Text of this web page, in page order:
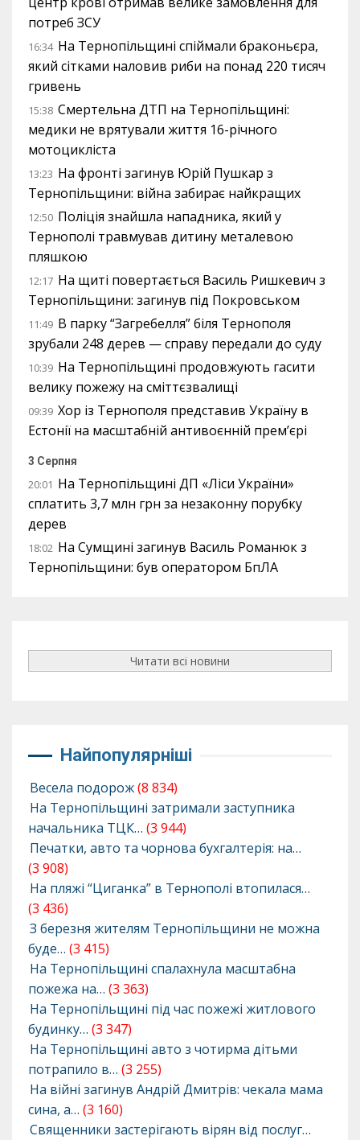
потреб ЗСУ
16:34 На Тернопільщині спіймали браконьєра,
який сітками наловив риби на понад 220 тисяч
гривень
15:38 Смертельна ДТП на Тернопільщині:
медики не врятували життя 16-річного
мотоцикліста
13:23 На фронті загинув Юрій Пушкар з
Тернопільщини: війна забирає найкращих
12:50 Поліція знайшла нападника, який у
Тернополі травмував дитину металевою
пляшкою
12:17 На щиті повертається Василь Ришкевич з
Тернопільщини: загинув під Покровськом
11:49 В парку “Загребелля” біля Тернополя
зрубали 248 дерев — справу передали до суду
10:39 На Тернопільщині продовжують гасити
велику пожежу на сміттєзвалищі
09:39 Хор із Тернополя представив Україну в
Естонії на масштабній антивоєнній прем’єрі
3 Серпня
20:01 На Тернопільщині ДП «Ліси України»
сплатить 3,7 млн грн за незаконну порубку
дерев
18:02 На Сумщині загинув Василь Романюк з
Тернопільщини: був оператором БпЛА
Читати всі новини
Найпопулярніші
Весела подорож(8 834)
На Тернопільщині затримали заступника
начальника ТЦК… (3 944)
Печатки, авто та чорнова бухгалтерія: на…
(3 908)
На пляжі “Циганка” в Тернополі втопилася…
(3 436)
З березня жителям Тернопільщини не можна
буде… (3 415)
На Тернопільщині спалахнула масштабна
пожежа на… (3 363)
На Тернопільщині під час пожежі житлового
будинку… (3 347)
На Тернопільщині авто з чотирма дітьми
потрапило в… (3 255)
На війні загинув Андрій Дмитрів: чекала мама
сина, а… (3 160)
Священники застерігають вірян від послуг…